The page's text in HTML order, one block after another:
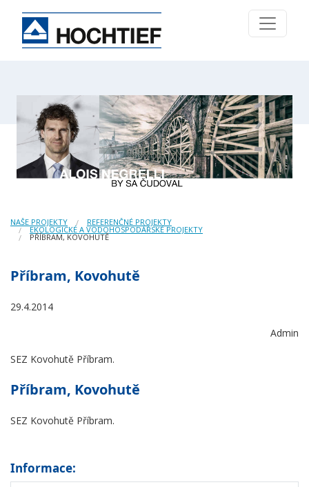
NAŠE PROJEKTY REFERENČNÉ PROJEKTY
EKOLOGICKÉ A VODOHOSPODÁŘSKÉ PROJEKTY
PŘÍBRAM, KOVOHUTĚ
Příbram, Kovohutě
29.4.2014
Admin
SEZ Kovohutě Příbram.
Příbram, Kovohutě
SEZ Kovohutě Příbram.
Informace: